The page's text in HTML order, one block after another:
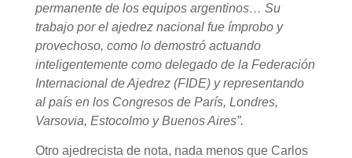
permanente de los equipos argentinos… Su
trabajo por el ajedrez nacional fue ímprobo y
provechoso, como lo demostró actuando
inteligentemente como delegado de la Federación
Internacional de Ajedrez (FIDE) y representando
al país en los Congresos de París, Londres,
Varsovia, Estocolmo y Buenos Aires”.
Otro ajedrecista de nota, nada menos que Carlos